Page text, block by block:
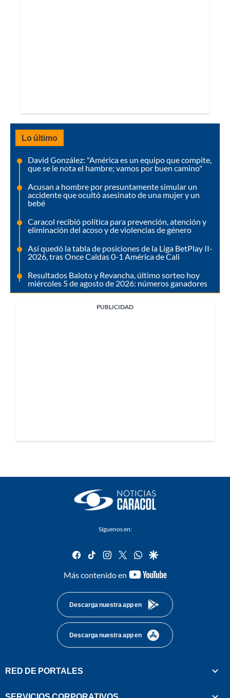
Lo último
David González: "América es un equipo que compite,
que se le nota el hambre; vamos por buen camino"
Acusan a hombre por presuntamente simular un
accidente que ocultó asesinato de una mujer y un
bebé
Caracol recibió política para prevención, atención y
eliminación del acoso y de violencias de género
Así quedó la tabla de posiciones de la Liga BetPlay II-
2026, tras Once Caldas 0-1 América de Cali
Resultados Baloto y Revancha, último sorteo hoy
miércoles 5 de agosto de 2026: números ganadores
PUBLICIDAD
Síguenos en:
facebook
tiktok instagram
twitterwhatsapp
google
Más contenido en
youtube-
Descarga nuestra app en
Descarga nuestra app en
RED DE PORTALES